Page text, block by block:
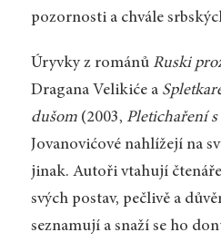
pozornosti a chvále
Úryvky z románů Ruski
Dragana Velikiće a
dušom(2003, Pletichaření
Jovanovićové nahlížejí na
jinak. Autoři vtahují
svých postav, pečlivě a
seznamují a snaží se ho